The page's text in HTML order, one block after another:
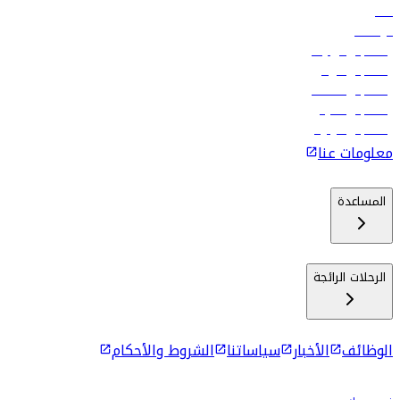
فنادق
الوظائف
رحلات إلى تبيليسي
رحلات إلى الرياض
رحلات إلى مسقط
رحلات إلى ماليه
رحلات إلى كولومبو
معلومات عنا
المساعدة
الرحلات الرائجة
الوظائف الأخبار سياساتنا الشروط والأحكام